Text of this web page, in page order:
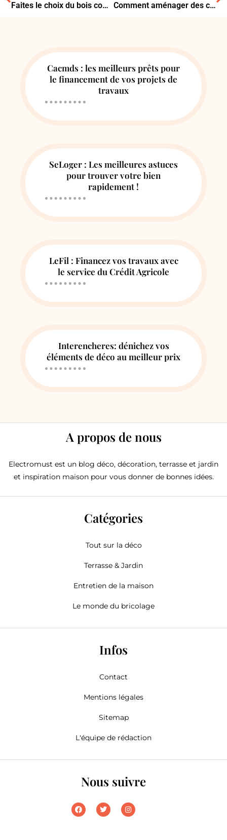
Faites le choix du bois compressé pour votre chauffage cet hiver ! Comment aménager des combles pour augmenter la valeur de votre maison ?
Cacmds : les meilleurs prêts pour
le financement de vos projets de
travaux
SeLoger : Les meilleures astuces
pour trouver votre bien
rapidement !
LeFil : Financez vos travaux avec
le service du Crédit Agricole
Interencheres: dénichez vos
éléments de déco au meilleur prix
A propos de nous
Electromust est un blog déco, décoration, terrasse et jardin
et inspiration maison pour vous donner de bonnes idées.
Catégories
Tout sur la déco
Terrasse & Jardin
Entretien de la maison
Le monde du bricolage
Infos
Contact
Mentions légales
Sitemap
L'équipe de rédaction
Nous suivre